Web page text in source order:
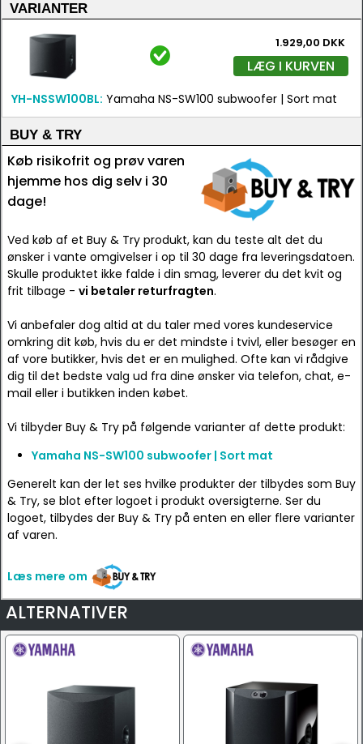
VARIANTER
1.929,00 DKK
LÆG I KURVEN
YH-NSSW100BL: Yamaha NS-SW100 subwoofer | Sort mat
BUY & TRY
Køb risikofrit og prøv varen
hjemme hos dig selv i 30
dage!
Ved køb af et Buy & Try produkt, kan du teste alt det du
ønsker i vante omgivelser i op til 30 dage fra leveringsdatoen.
Skulle produktet ikke falde i din smag, leverer du det kvit og
frit tilbage - vi betaler returfragten.
Vi anbefaler dog altid at du taler med vores kundeservice
omkring dit køb, hvis du er det mindste i tvivl, eller besøger en
af vore butikker, hvis det er en mulighed. Ofte kan vi rådgive
dig til det bedste valg ud fra dine ønsker via telefon, chat, e-
mail eller i butikken inden købet.
Vi tilbyder Buy & Try på følgende varianter af dette produkt:
Yamaha NS-SW100 subwoofer | Sort mat
Generelt kan der let ses hvilke produkter der tilbydes som Buy
& Try, se blot efter logoet i produkt oversigterne. Ser du
logoet, tilbydes der Buy & Try på enten en eller flere varianter
af varen.
Læs mere om
ALTERNATIVER